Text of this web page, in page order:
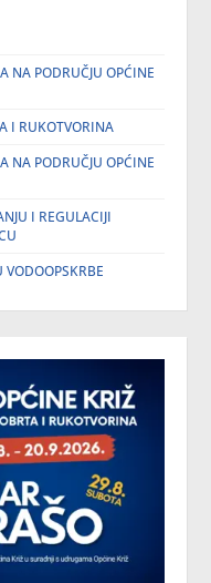
NA PODRUČJU OPĆINE
I RUKOTVORINA
NA PODRUČJU OPĆINE
I REGULACIJI
VODOOPSKRBE